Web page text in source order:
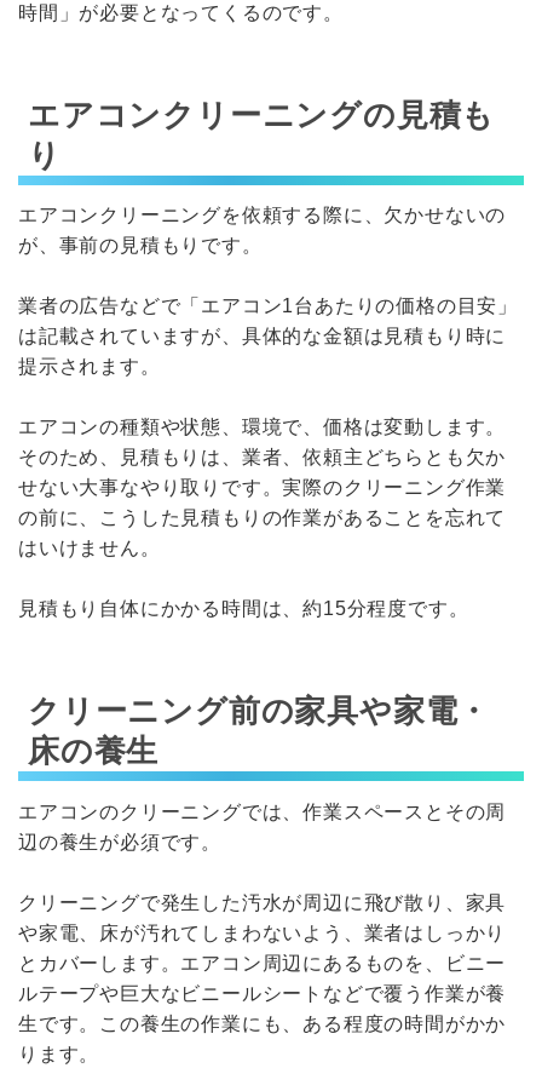
時間」が必要となってくるのです。
エアコンクリーニングの見積も
り
エアコンクリーニングを依頼する際に、欠かせないの
が、事前の見積もりです。
業者の広告などで「エアコン1台あたりの価格の目安」
は記載されていますが、具体的な金額は見積もり時に
提示されます。
エアコンの種類や状態、環境で、価格は変動します。
そのため、見積もりは、業者、依頼主どちらとも欠か
せない大事なやり取りです。実際のクリーニング作業
の前に、こうした見積もりの作業があることを忘れて
はいけません。
見積もり自体にかかる時間は、約15分程度です。
クリーニング前の家具や家電・
床の養生
エアコンのクリーニングでは、作業スペースとその周
辺の養生が必須です。
クリーニングで発生した汚水が周辺に飛び散り、家具
や家電、床が汚れてしまわないよう、業者はしっかり
とカバーします。エアコン周辺にあるものを、ビニー
ルテープや巨大なビニールシートなどで覆う作業が養
生です。この養生の作業にも、ある程度の時間がかか
ります。